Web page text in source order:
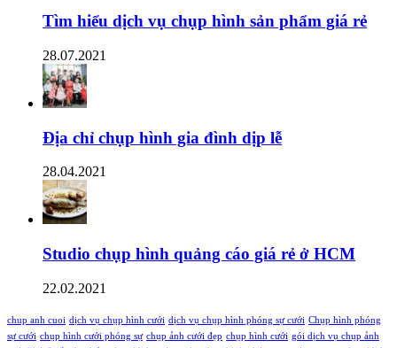
Tìm hiểu dịch vụ chụp hình sản phẩm giá rẻ
28.07.2021
Địa chỉ chụp hình gia đình dịp lễ
28.04.2021
Studio chụp hình quảng cáo giá rẻ ở HCM
22.02.2021
chup anh cuoi dịch vụ chụp hình cưới dịch vụ chụp hình phóng sự cưới Chụp hình phóng
sự cưới chụp hình cưới phóng sự chụp ảnh cưới đẹp chụp hình cưới gói dịch vụ chụp ảnh